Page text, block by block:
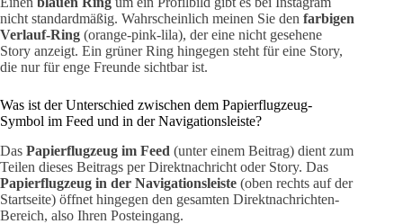
nicht standardmäßig. Wahrscheinlich meinen Sie den farbigen
Verlauf-Ring (orange-pink-lila), der eine nicht gesehene
Story anzeigt. Ein grüner Ring hingegen steht für eine Story,
die nur für enge Freunde sichtbar ist.
Was ist der Unterschied zwischen dem Papierflugzeug-
Symbol im Feed und in der Navigationsleiste?
Das Papierflugzeug im Feed (unter einem Beitrag) dient zum
Teilen dieses Beitrags per Direktnachricht oder Story. Das
Papierflugzeug in der Navigationsleiste (oben rechts auf der
Startseite) öffnet hingegen den gesamten Direktnachrichten-
Bereich, also Ihren Posteingang.